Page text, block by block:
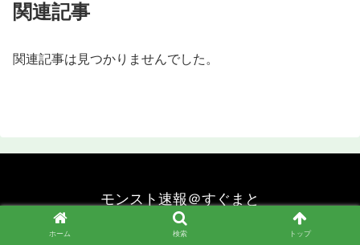
関連記事
関連記事は見つかりませんでした。
モンスト速報＠すぐまと
© 2020 モンスト速報＠すぐまと.
ホーム 検索 トップ